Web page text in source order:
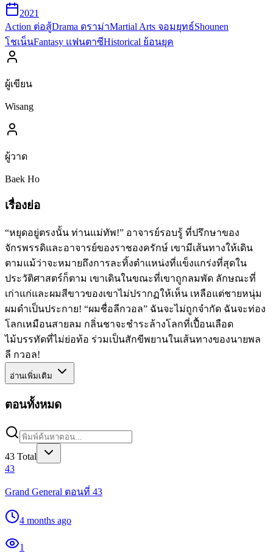
2021
Action ต่อสู้Drama ดราม่าMartial Arts จอมยุทธ์Shounen
โชเน็นFantasy แฟนตาซีHistorical ย้อนยุค
ผู้เขียน
Wisang
ผู้วาด
Baek Ho
เรื่องย่อ
“หยุดอยู่ตรงนั้น ท่านแม่ทัพ!” อาจารย์รอบรู้ ที่ปรึกษาของ
จักรพรรดิและอาจารย์ของราชองครักษ์ เขามีเส้นทางให้เดิน
ตามแม้ว่าจะหมายถึงการละทิ้งตำแหน่งที่แข็งแกร่งที่สุดใน
ประวัติศาสตร์ก็ตาม เขาเดินในขณะที่เขาถูกลมพัด ลักษณะที่
เก่าแก่และผมสีขาวของเขาไม่ปรากฏให้เห็น เหลือแต่ชายหนุ่ม
ผมดำเป็นประกาย! “ผมชื่อลีกวอล” ฉันจะไม่ถูกจำกัด ฉันจะท่อง
โลกเหมือนสายลม กลิ่นชาจะชำระล้างโลกที่เปื้อนเลือด
ไม้บรรทัดที่ไม่ย่อท้อ ร่วมเป็นสักขีพยานในเส้นทางของนายพล
ลี กวอล!
อ่านเพิ่มเติม
ตอนทั้งหมด
43 Total
43
Grand General ตอนที่ 43
4 months ago
1